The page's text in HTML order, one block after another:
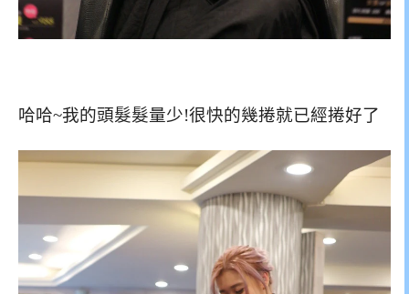
哈哈~我的頭髮髮量少!很快的幾捲就已經捲好了